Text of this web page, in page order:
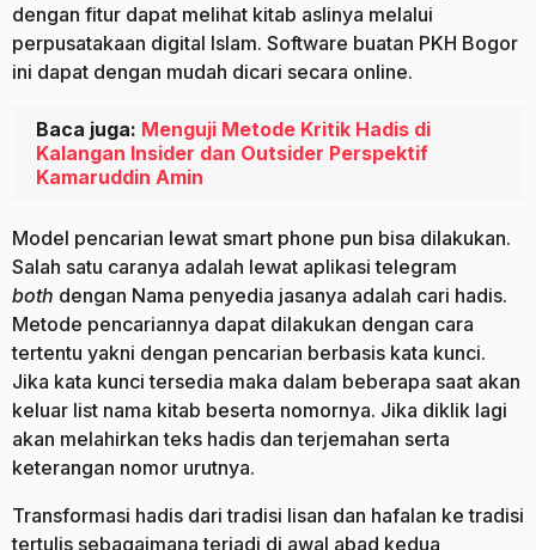
dengan fitur dapat melihat kitab aslinya melalui
perpusatakaan digital Islam. Software buatan PKH Bogor
ini dapat dengan mudah dicari secara online.
Baca juga: Menguji Metode Kritik Hadis di
Kalangan Insider dan Outsider Perspektif
Kamaruddin Amin
Model pencarian lewat smart phone pun bisa dilakukan.
Salah satu caranya adalah lewat aplikasi telegram
both dengan Nama penyedia jasanya adalah cari hadis.
Metode pencariannya dapat dilakukan dengan cara
tertentu yakni dengan pencarian berbasis kata kunci.
Jika kata kunci tersedia maka dalam beberapa saat akan
keluar list nama kitab beserta nomornya. Jika diklik lagi
akan melahirkan teks hadis dan terjemahan serta
keterangan nomor urutnya.
Transformasi hadis dari tradisi lisan dan hafalan ke tradisi
tertulis sebagaimana terjadi di awal abad kedua